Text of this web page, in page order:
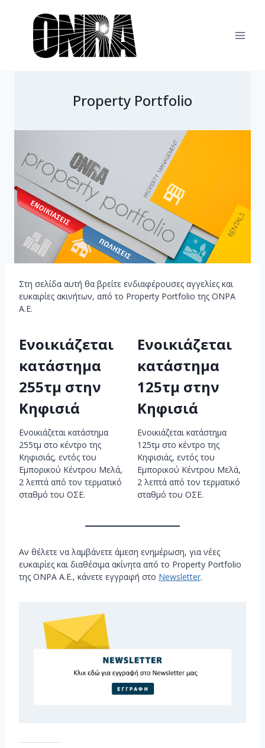
Property Portfolio
Στη σελίδα αυτή θα βρείτε ενδιαφέρουσες αγγελίες και
ευκαιρίες ακινήτων, από το Property Portfolio της ΟΝΡΑ
Α.Ε.
Ενοικιάζεται
κατάστημα
255τμ στην
Κηφισιά
Ενοικιάζεται κατάστημα
255τμ στο κέντρο της
Κηφισιάς, εντός του
Εμπορικού Κέντρου Μελά,
2 λεπτά από τον τερματικό
σταθμό του ΟΣΕ.
Ενοικιάζεται
κατάστημα
125τμ στην
Κηφισιά
Ενοικιάζεται κατάστημα
125τμ στο κέντρο της
Κηφισιάς, εντός του
Εμπορικού Κέντρου Μελά,
2 λεπτά από τον τερματικό
σταθμό του ΟΣΕ.
Αν θέλετε να λαμβάνετε άμεση ενημέρωση, για νέες
ευκαιρίες και διαθέσιμα ακίνητα από το Property Portfolio
της ΟΝΡΑ Α.Ε., κάνετε εγγραφή στο Newsletter.